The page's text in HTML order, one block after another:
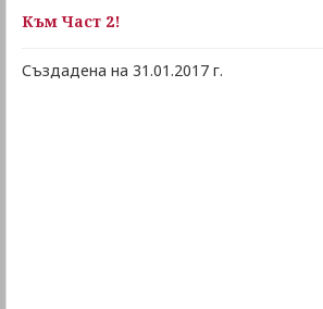
Към Част 2!
Създадена на 31.01.2017 г.